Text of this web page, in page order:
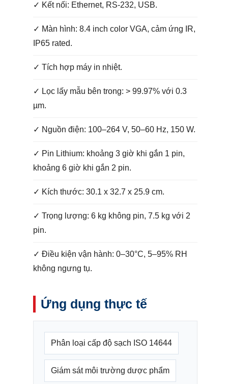
✓ Kết nối: Ethernet, RS-232, USB.
✓ Màn hình: 8.4 inch color VGA, cảm ứng IR,
IP65 rated.
✓ Tích hợp máy in nhiệt.
✓ Lọc lấy mẫu bên trong: > 99.97% với 0.3
µm.
✓ Nguồn điện: 100–264 V, 50–60 Hz, 150 W.
✓ Pin Lithium: khoảng 3 giờ khi gắn 1 pin,
khoảng 6 giờ khi gắn 2 pin.
✓ Kích thước: 30.1 x 32.7 x 25.9 cm.
✓ Trọng lượng: 6 kg không pin, 7.5 kg với 2
pin.
✓ Điều kiện vận hành: 0–30°C, 5–95% RH
không ngưng tụ.
Ứng dụng thực tế
Phân loại cấp độ sạch ISO 14644
Giám sát môi trường dược phẩm